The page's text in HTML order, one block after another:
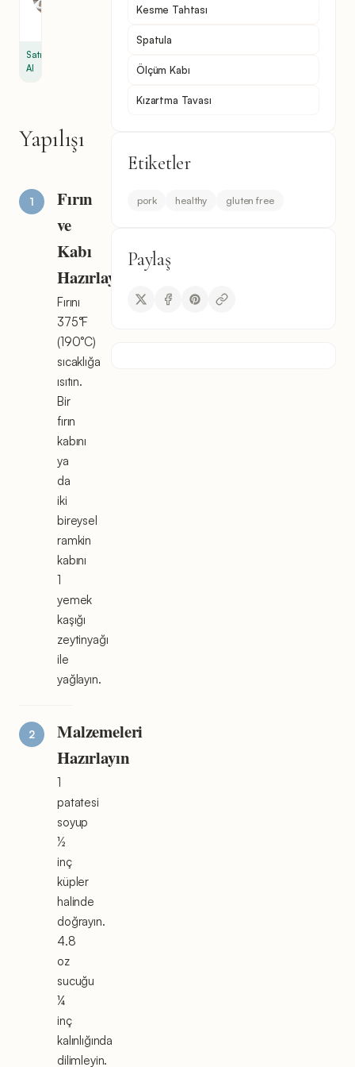
Satın
Al
Yapılışı
Fırın
ve
Kabı
Hazırlayın
Fırını
375°F
(190°C)
sıcaklığa
ısıtın.
Bir
fırın
kabını
ya
da
iki
bireysel
ramkin
kabını
1
yemek
kaşığı
zeytinyağı
ile
yağlayın.
Malzemeleri
Hazırlayın
1
patatesi
soyup
½
inç
küpler
halinde
doğrayın.
4.8
oz
sucuğu
¼
inç
kalınlığında
dilimleyin.
Kesme Tahtası
Spatula
Ölçüm Kabı
Kızartma Tavası
Etiketler
pork healthy gluten free
Paylaş